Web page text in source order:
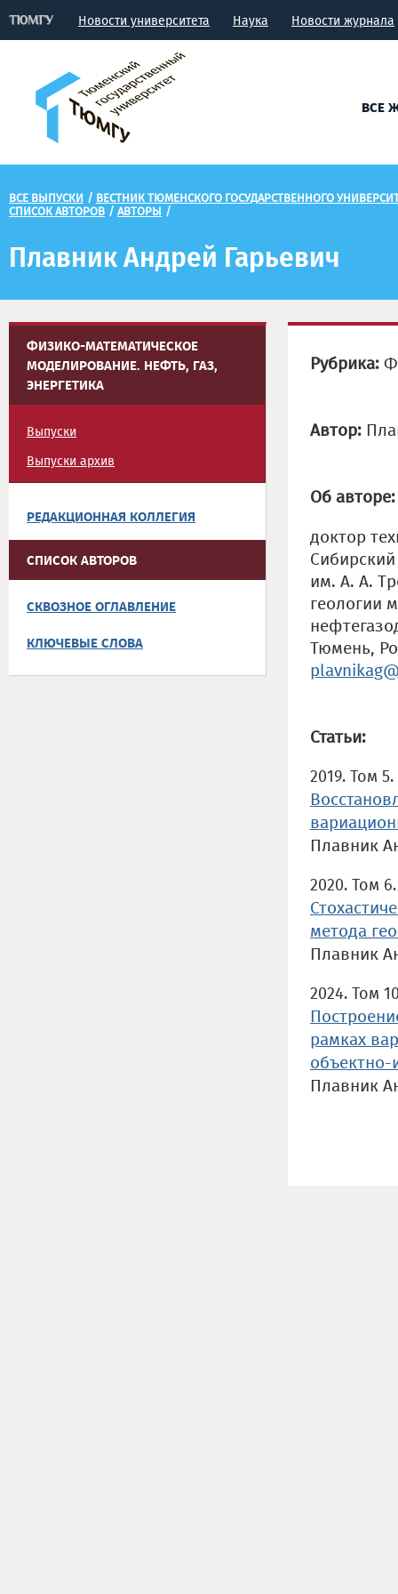
Новости университета Наука Новости журнала
ВСЕ
ВСЕ ВЫПУСКИ / ВЕСТНИК ТЮМЕНСКОГО ГОСУДАРСТВЕННОГО
СПИСОК АВТОРОВ / АВТОРЫ /
Плавник Андрей Гарьевич
ФИЗИКО-МАТЕМАТИЧЕСКОЕ
МОДЕЛИРОВАНИЕ. НЕФТЬ, ГАЗ,
ЭНЕРГЕТИКА
Выпуски
Выпуски архив
РЕДАКЦИОННАЯ КОЛЛЕГИЯ
СПИСОК АВТОРОВ
СКВОЗНОЕ ОГЛАВЛЕНИЕ
КЛЮЧЕВЫЕ СЛОВА
Рубрика:
Автор:
Об авторе:
доктор
им. А. А.
геологии
Тюмень,
Статьи:
2019. Том
Плавник
2020. Том
метода
Плавник
2024. Том
рамках
объектно-
Плавник